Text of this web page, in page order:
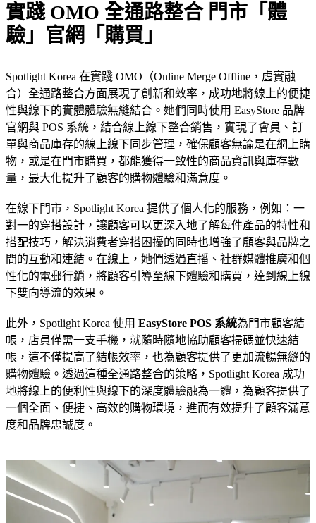
實踐 OMO 全通路整合 門市「體
驗」官網「購買」
Spotlight Korea 在實踐 OMO（Online Merge Offline，虛實融
合）全通路整合方面展現了創新和效率，成功地將線上的便捷
性與線下的實體體驗無縫結合。她們同時使用 EasyStore 品牌
官網與 POS 系統，結合線上線下整合銷售，實現了會員、訂
單與商品庫存的線上線下同步管理，確保顧客無論是在網上購
物，或是在門市購買，都能獲得一致性的商品資訊與庫存數
量，最大化提升了顧客的購物體驗和滿意度。
在線下門市，Spotlight Korea 提供了個人化的服務，例如：一
對一的穿搭設計，讓顧客可以更深入地了解每件產品的特性和
搭配技巧，解決消費者穿搭困擾的同時也增強了顧客與品牌之
間的互動和連結。在線上，她們透過直播、社群媒體推廣和個
性化的電郵行銷，將顧客引導至線下體驗和購買，達到線上線
下雙向導流的效果。
此外，Spotlight Korea 使用 EasyStore POS 系統為門市顧客結
帳，店員僅需一支手機，就隨時隨地協助顧客掃碼並快速結
帳，這不僅提高了結帳效率，也為顧客提供了更加流暢無縫的
購物體驗。透過這種全通路整合的策略，Spotlight Korea 成功
地將線上的便利性與線下的深度體驗融為一體，為顧客提供了
一個全面、便捷、高效的購物環境，進而有效提升了顧客滿意
度和品牌忠誠度。